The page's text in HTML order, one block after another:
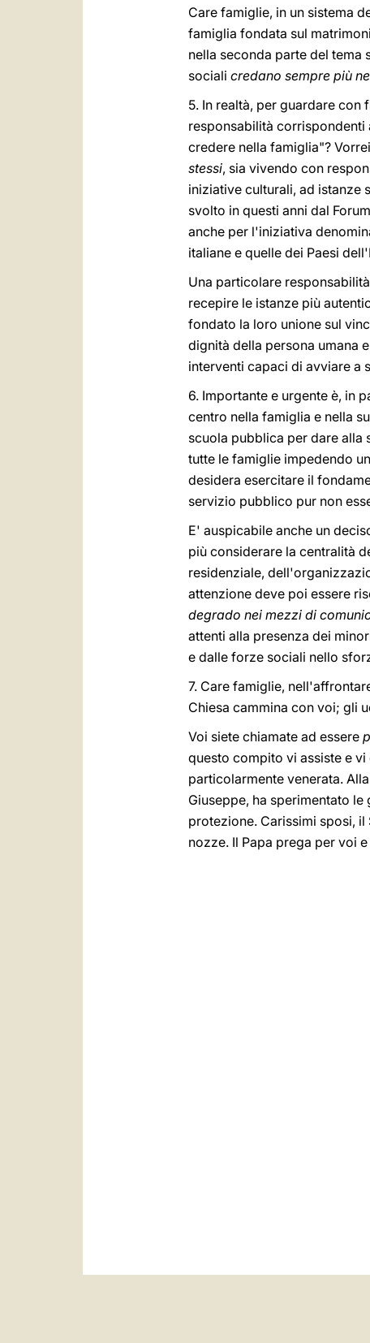
Care famiglie, in un sistema
famiglia fondata sul
nella seconda parte del tema
sociali credano sempre più
5. In realtà, per guardare con
responsabilità
credere nella famiglia"?
stessi, sia vivendo con
iniziative culturali, ad istanze
svolto in questi anni dal
anche per l'iniziativa
italiane e quelle dei Paesi
Una particolare
recepire le istanze più
fondato la loro unione sul
dignità della persona umana
interventi capaci di avviare a
6. Importante e urgente è, in
centro nella famiglia e nella
scuola pubblica per dare alla
tutte le famiglie impedendo
desidera esercitare il
servizio pubblico pur non
E' auspicabile anche un
più considerare la centralità
residenziale,
attenzione deve poi essere
degrado nei mezzi di
attenti alla presenza dei
e dalle forze sociali nello
7. Care famiglie,
Chiesa cammina con voi; gli
Voi siete chiamate ad essere
questo compito vi assiste e
particolarmente venerata.
Giuseppe, ha sperimentato
protezione. Carissimi sposi,
nozze. Il Papa prega per voi